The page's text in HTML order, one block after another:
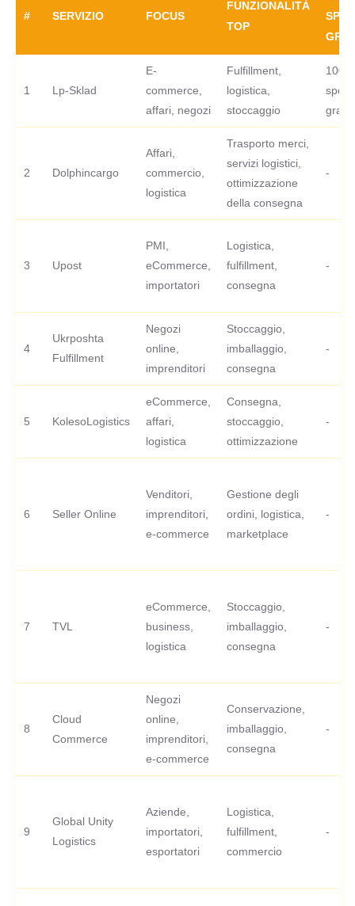
# SERVIZIO FOCUS
FUNZIONALITÀ
TOP
1 Lp-Sklad
E-
commerce,
affari, negozi
Fulfillment,
logistica,
stoccaggio
100
2 Dolphincargo
Affari,
commercio,
logistica
Trasporto merci,
servizi logistici,
ottimizzazione
della consegna
-
3 Upost
PMI,
eCommerce,
importatori
Logistica,
fulfillment,
consegna
-
4
Ukrposhta
Fulfillment
Negozi
online,
imprenditori
Stoccaggio,
imballaggio,
consegna
-
5 KolesoLogistics
eCommerce,
affari,
logistica
Consegna,
stoccaggio,
ottimizzazione
-
6 Seller Online
Venditori,
imprenditori,
e-commerce
Gestione degli
ordini, logistica,
marketplace
-
7 TVL
eCommerce,
business,
logistica
Stoccaggio,
imballaggio,
consegna
-
8
Cloud
Commerce
Negozi
online,
imprenditori,
e-commerce
Conservazione,
imballaggio,
consegna
-
9
Global Unity
Logistics
Aziende,
importatori,
esportatori
Logistica,
fulfillment,
commercio
-